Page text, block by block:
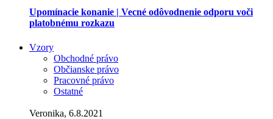
Upomínacie konanie | Vecné odôvodnenie odporu voči
platobnému rozkazu
Vzory
Obchodné právo
Občianske právo
Pracovné právo
Ostatné
Veronika, 6.8.2021